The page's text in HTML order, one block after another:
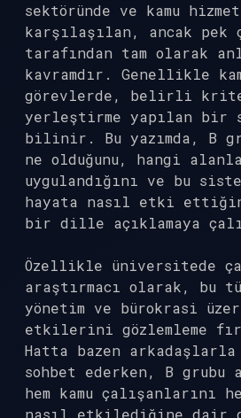
sektöründe ve kamu
karşılaşılan, ancak pek
tarafından tam olarak
kavramdır. Genellikle
görevlerde, belirli
yerleştirme yapılan bir
bilinir. Bu yazımda, B
ne olduğunu, hangi
uygulandığını ve bu
hayata nasıl etki
bir dille açıklamaya
Özellikle üniversitede
araştırmacı olarak, bu
yönetim ve bürokrasi
etkilerini gözlemleme
Hatta bazen arkadaşlarla
sohbet ederken, B grubu
hem kamu çalışanlarını
nasıl etkilediğine dair